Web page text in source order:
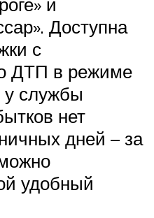
Доступна
с
ДТП в режиме
у службы
нет
дней – за
удобный